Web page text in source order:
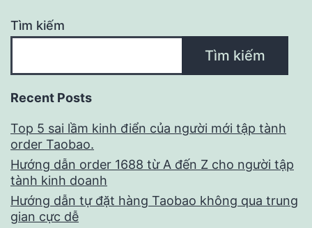
Tìm kiếm
Tìm kiếm
Recent Posts
Top 5 sai lầm kinh điển của người mới tập tành
order Taobao.
Hướng dẫn order 1688 từ A đến Z cho người tập
tành kinh doanh
Hướng dẫn tự đặt hàng Taobao không qua trung
gian cực dễ